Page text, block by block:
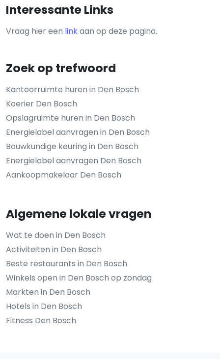
Interessante Links
Vraag hier een linkaan op deze pagina.
Zoek op trefwoord
Kantoorruimte huren in Den Bosch
Koerier Den Bosch
Opslagruimte huren in Den Bosch
Energielabel aanvragen in Den Bosch
Bouwkundige keuring in Den Bosch
Energielabel aanvragen Den Bosch
Aankoopmakelaar Den Bosch
Algemene lokale vragen
Wat te doen in Den Bosch
Activiteiten in Den Bosch
Beste restaurants in Den Bosch
Winkels open in Den Bosch op zondag
Markten in Den Bosch
Hotels in Den Bosch
Fitness Den Bosch